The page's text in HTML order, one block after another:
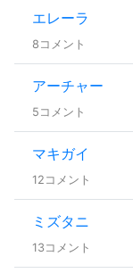
エレーラ
8コメント
アーチャー
5コメント
マキガイ
12コメント
ミズタニ
13コメント